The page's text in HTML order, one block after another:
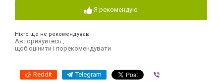
Я рекомендую
Ніхто ще не рекомендував
Авторизуйтесь
щоб оцінити і порекомендувати
Reddit Telegram